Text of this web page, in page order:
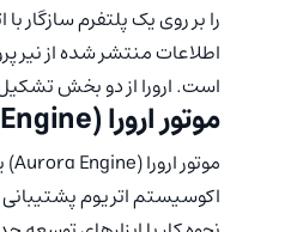
را بر روی یک پلتفرم سازگار
است. ارورا از دو بخش
موتور ارورا (Aurora Engine)